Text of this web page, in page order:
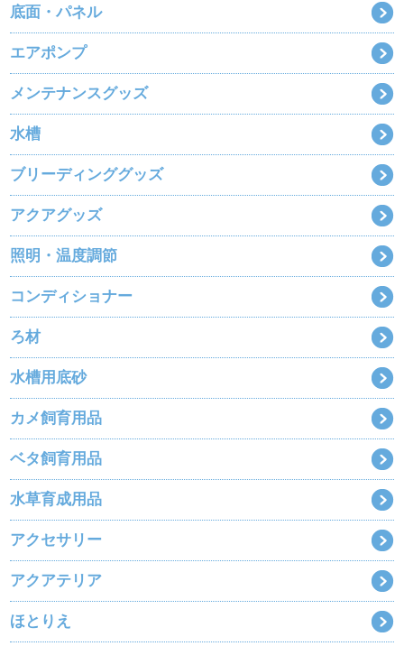
底面・パネル
エアポンプ
メンテナンスグッズ
水槽
ブリーディンググッズ
アクアグッズ
照明・温度調節
コンディショナー
ろ材
水槽用底砂
カメ飼育用品
ベタ飼育用品
水草育成用品
アクセサリー
アクアテリア
ほとりえ